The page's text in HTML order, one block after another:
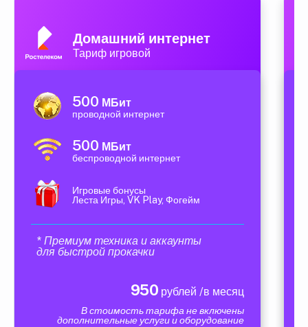
Домашний интернет
Тариф игровой
500 МБит
проводной интернет
500 МБит
беспроводной интернет
Игровые бонусы
Леста Игры, VK Play, Фогейм
* Премиум техника и аккаунты
для быстрой прокачки
950 рублей /в месяц
В стоимость тарифа не включены
дополнительные услуги и оборудование